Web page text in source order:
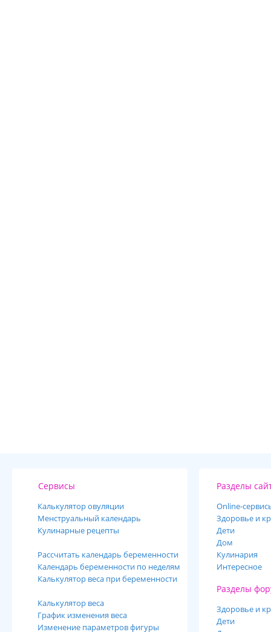
Сервисы
Калькулятор овуляции
Менструальный календарь
Кулинарные рецепты
Рассчитать календарь беременности
Календарь беременности по неделям
Калькулятор веса при беременности
Калькулятор веса
График изменения веса
Изменение параметров фигуры
Разделы
Online-
Здоровье и
Дети
Дом
Кулинария
Интересное
Разделы
Здоровье и
Дети